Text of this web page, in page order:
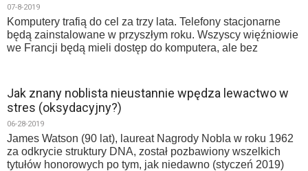
07-8-2019
Komputery trafią do cel za trzy lata. Telefony stacjonarne
będą zainstalowane w przyszłym roku. Wszyscy więźniowie
we Francji będą mieli dostęp do komputera, ale bez
Jak znany noblista nieustannie wpędza lewactwo w
stres (oksydacyjny?)
06-28-2019
James Watson (90 lat), laureat Nagrody Nobla w roku 1962
za odkrycie struktury DNA, został pozbawiony wszelkich
tytułów honorowych po tym, jak niedawno (styczeń 2019)